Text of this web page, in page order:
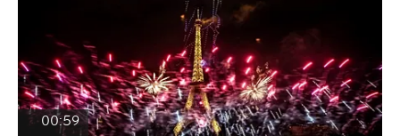
00:59